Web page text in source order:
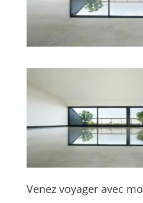
Venez voyager avec